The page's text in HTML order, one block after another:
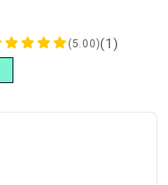
(5.00)(1)